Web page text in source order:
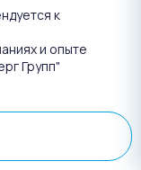
к
и опыте
Групп"